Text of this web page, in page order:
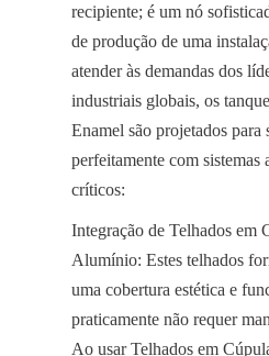
recipiente; é um nó
de produção de uma
atender às demandas dos
industriais globais, os
Enamel são projetados para
perfeitamente com sistemas
críticos:
Integração de Telhados em
Alumínio: Estes telhados
uma cobertura estética e
praticamente não requer
Ao usar Telhados em